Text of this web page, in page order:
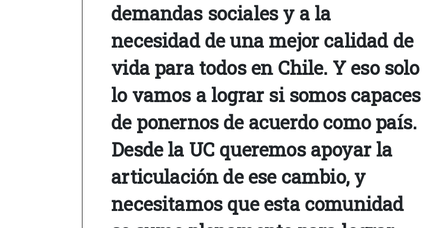
demandas sociales y a la
necesidad de una mejor calidad de
vida para todos en Chile. Y eso solo
lo vamos a lograr si somos capaces
de ponernos de acuerdo como país.
Desde la UC queremos apoyar la
articulación de ese cambio, y
necesitamos que esta comunidad